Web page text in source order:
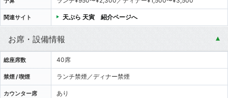
関連サイト 天ぷら 天寅 紹介ページへ
お席・設備情報
総座席数 40席
禁煙 / 喫煙 ランチ禁煙／ディナー禁煙
カウンター席 あり